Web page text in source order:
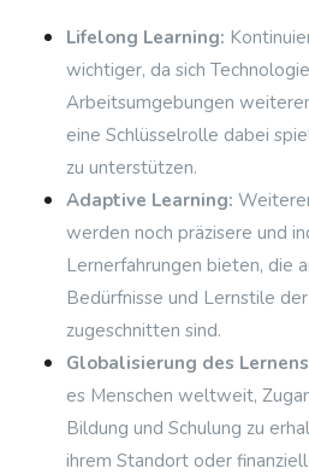
Lifelong Learning:
wichtiger, da sich
Arbeitsumgebungen
eine Schlüsselrolle dabei
zu unterstützen.
Adaptive Learning:
werden noch präzisere und
Lernerfahrungen bieten, die
Bedürfnisse und Lernstile
zugeschnitten sind.
Globalisierung des
es Menschen weltweit,
Bildung und Schulung zu
ihrem Standort oder